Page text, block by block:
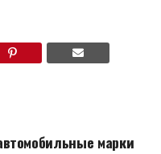
марки